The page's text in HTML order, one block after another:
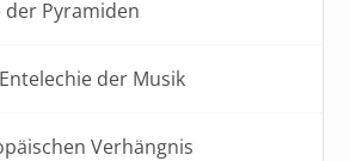
der Pyramiden
der Musik
Verhängnis